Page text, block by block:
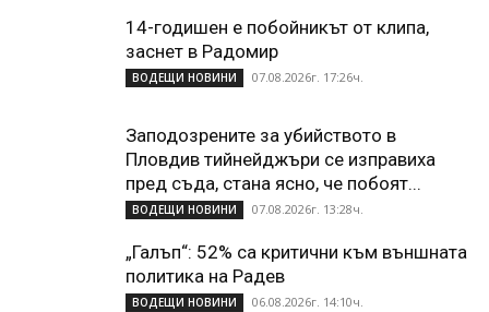
14-годишен е побойникът от клипа,
заснет в Радомир
ВОДЕЩИ НОВИНИ 07.08.2026г. 17:26ч.
Заподозрените за убийството в
Пловдив тийнейджъри се изправиха
пред съда, стана ясно, че побоят...
ВОДЕЩИ НОВИНИ 07.08.2026г. 13:28ч.
„Галъп“: 52% са критични към външната
политика на Радев
ВОДЕЩИ НОВИНИ 06.08.2026г. 14:10ч.